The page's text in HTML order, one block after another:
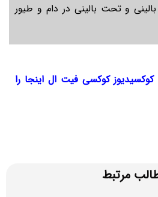
و تحت بالینی در دام و طیور
کوکسی فیت ال اینجا را
مرتبط